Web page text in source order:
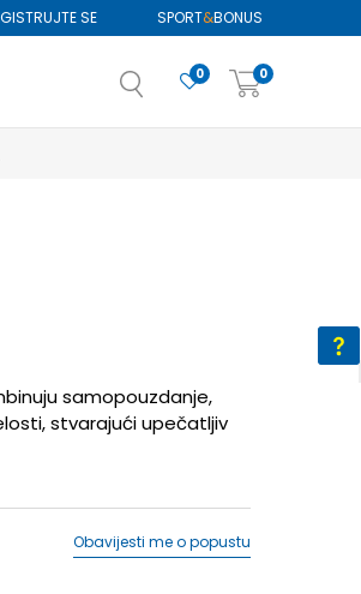
SPORT&BONUS
SE
0
0
samopouzdanje,
stvarajući upečatljiv
Obavijesti me o popustu